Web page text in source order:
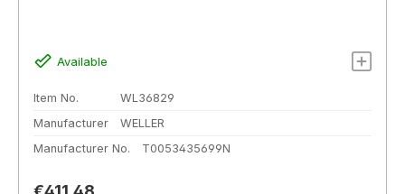
Available
Item No.
WL36829
Manufacturer
WELLER
Manufacturer No.
T0053435699N
Regular price: